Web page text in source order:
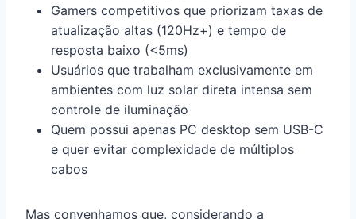
Gamers competitivos que priorizam taxas de
atualização altas (120Hz+) e tempo de
resposta baixo (<5ms)
Usuários que trabalham exclusivamente em
ambientes com luz solar direta intensa sem
controle de iluminação
Quem possui apenas PC desktop sem USB-C
e quer evitar complexidade de múltiplos
cabos
Mas convenhamos que, considerando a